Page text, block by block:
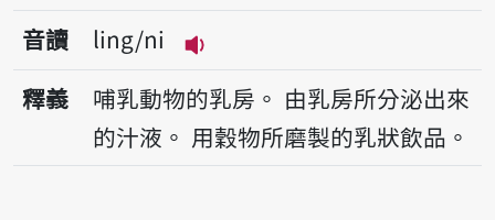
音讀
ling/ni
播放音讀ling/ni
釋義 哺乳動物的乳房。 由乳房所分泌出來
的汁液。 用穀物所磨製的乳狀飲品。